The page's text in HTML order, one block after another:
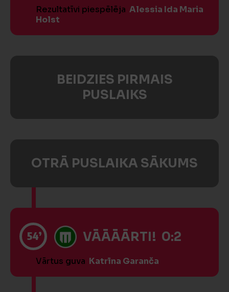
Rezultatīvi piespēlēja Alessia Ida Maria
Holst
BEIDZIES PIRMAIS
PUSLAIKS
OTRĀ PUSLAIKA SĀKUMS
54’ VĀĀĀĀRTI! 0:2
Vārtus guva Katrīna Garanča